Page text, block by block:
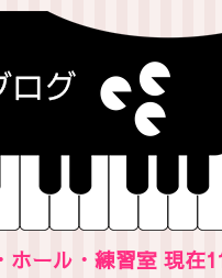
ール・練習室 現在